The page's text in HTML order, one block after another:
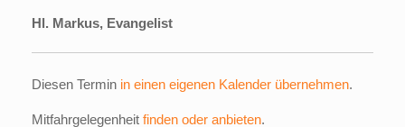
Hl. Markus, Evangelist
Diesen Termin in einen eigenen Kalender übernehmen.
Mitfahrgelegenheit finden oder anbieten.